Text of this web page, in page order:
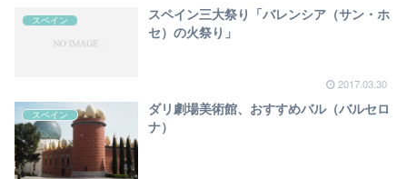
スペイン
スペイン三大祭り「バレンシア（サン・ホ
セ）の火祭り」
2017.03.30
スペイン
ダリ劇場美術館、おすすめバル（バルセロ
ナ）